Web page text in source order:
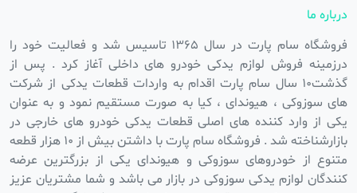
درباره ما
فروشگاه سام پارت در سال ۱۳۶۵ تاسیس شد و فعالیت خود را
درزمینه فروش لوازم یدکی خودرو های داخلی آغاز کرد . پس از
گذشت۱۰ سال سام پارت اقدام به واردات قطعات یدکی از شرکت
های سوزوکی ، هیوندای ، کیا به صورت مستقیم نمود و به عنوان
یکی از وارد کننده های اصلی قطعات یدکی خودرو های خارجی در
بازارشناخته شد . فروشگاه سام پارت با داشتن بیش از ۱۰ هزار قطعه
متنوع از خودروهای سوزوکی و هیوندای یکی از بزرگترین عرضه
کنندگان لوازم یدکی سوزوکی در بازار می باشد و شما مشتریان عزیز